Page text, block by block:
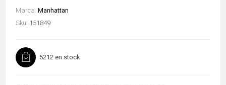
Marca: Manhattan
Sku: 151849
5212 en stock